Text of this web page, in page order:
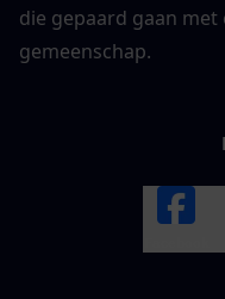
die gepaard gaan met
gemeenschap.